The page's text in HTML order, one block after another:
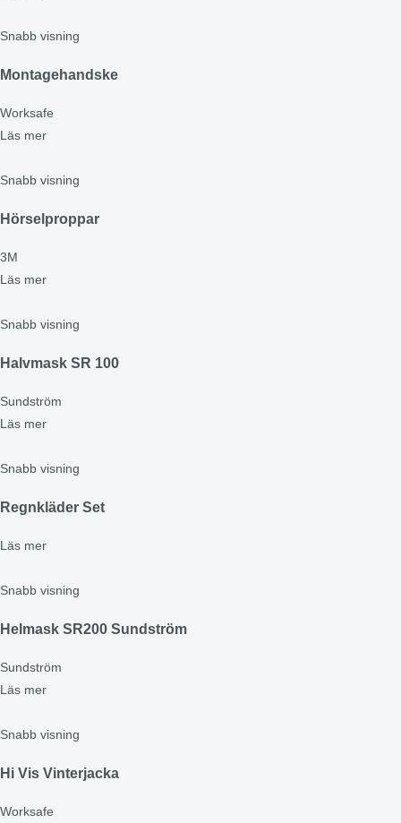
Snabb visning
Montagehandske
Worksafe
Läs mer
Snabb visning
Hörselproppar
3M
Läs mer
Snabb visning
Halvmask SR 100
Sundström
Läs mer
Snabb visning
Regnkläder Set
Läs mer
Snabb visning
Helmask SR200 Sundström
Sundström
Läs mer
Snabb visning
Hi Vis Vinterjacka
Worksafe